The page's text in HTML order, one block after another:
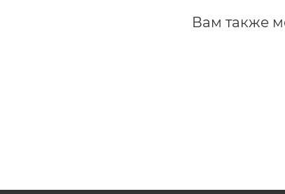
Вам также